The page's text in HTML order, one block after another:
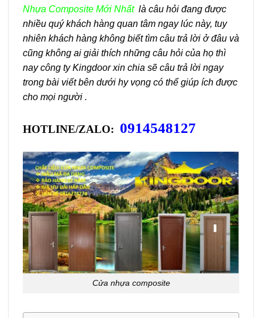
Nhựa Composite Mới Nhất là câu hỏi đang được
nhiều quý khách hàng quan tâm ngay lúc này, tuy
nhiên khách hàng không biết tìm câu trả lời ở đâu và
cũng không ai giải thích những câu hỏi của họ thì
nay công ty Kingdoor xin chia sẽ câu trả lời ngay
trong bài viết bên dưới hy vọng có thể giúp ích được
cho mọi người .
HOTLINE/ZALO: 0914548127
Cửa nhựa composite